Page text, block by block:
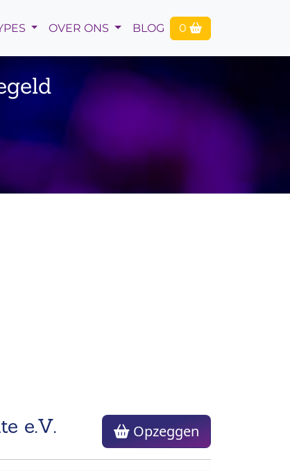
OVER ONS BLOG 0
e.V. Opzeggen